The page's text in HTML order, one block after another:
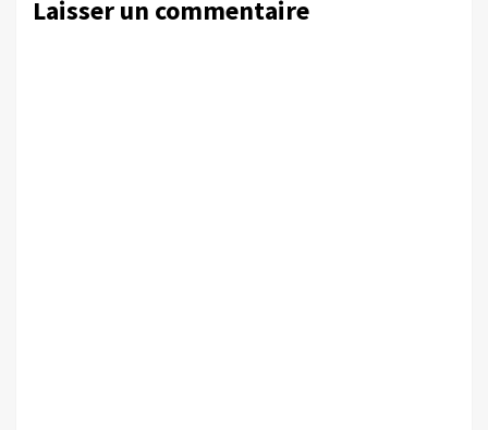
Laisser un commentaire